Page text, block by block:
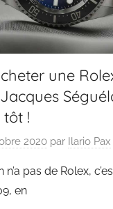
une
!
2020 par Ilario Pax
pas de Rolex,
en